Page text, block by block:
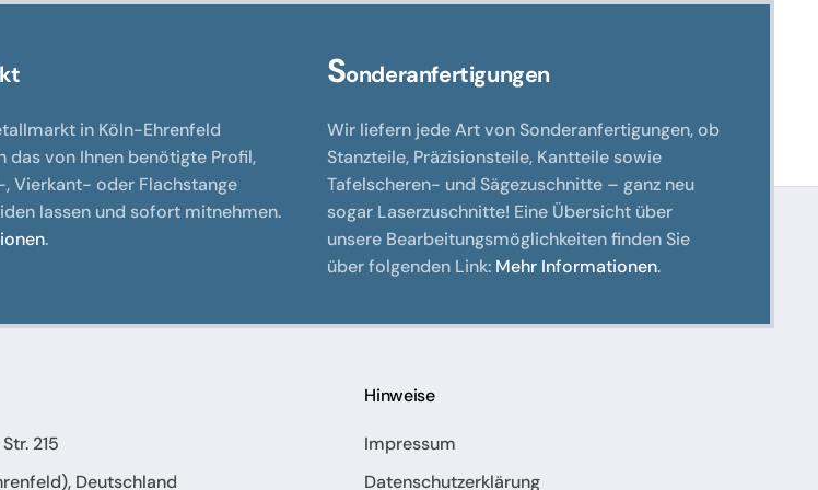
in Köln-Ehrenfeld
das von Ihnen benötigte Profil,
Vierkant- oder Flachstange
lassen und sofort mitnehmen.
.
Sonderanfertigungen
Wir liefern jede Art von Sonderanfertigungen, ob
Stanzteile, Präzisionsteile, Kantteile sowie
Tafelscheren- und Sägezuschnitte – ganz neu
sogar Laserzuschnitte! Eine Übersicht über
unsere Bearbeitungsmöglichkeiten finden Sie
über folgenden Link: Mehr Informationen.
215
Deutschland
Hinweise
Impressum
Datenschutzerklärung